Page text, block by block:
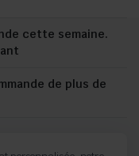
cette semaine.
de plus de